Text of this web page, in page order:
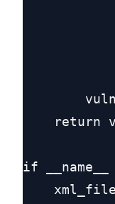
return
if __name__